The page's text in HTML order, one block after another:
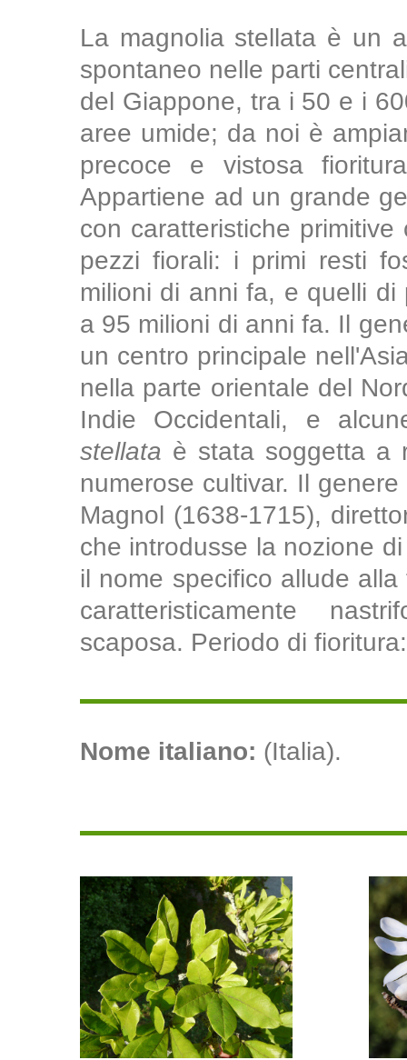
La magnolia stellata è un
spontaneo nelle parti
del Giappone, tra i 50 e i
aree umide; da noi è
precoce e vistosa
Appartiene ad un grande
con caratteristiche
pezzi fiorali: i primi resti
milioni di anni fa, e quelli
a 95 milioni di anni fa. Il
un centro principale
nella parte orientale del
Indie Occidentali, e
stellata è stata soggetta a
numerose cultivar. Il
Magnol (1638-1715),
che introdusse la nozione
il nome specifico allude
caratteristicamente
scaposa. Periodo di
Nome italiano: (Italia).